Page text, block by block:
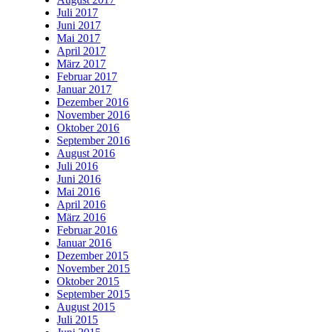
Juli 2017
Juni 2017
Mai 2017
April 2017
März 2017
Februar 2017
Januar 2017
Dezember 2016
November 2016
Oktober 2016
September 2016
August 2016
Juli 2016
Juni 2016
Mai 2016
April 2016
März 2016
Februar 2016
Januar 2016
Dezember 2015
November 2015
Oktober 2015
September 2015
August 2015
Juli 2015